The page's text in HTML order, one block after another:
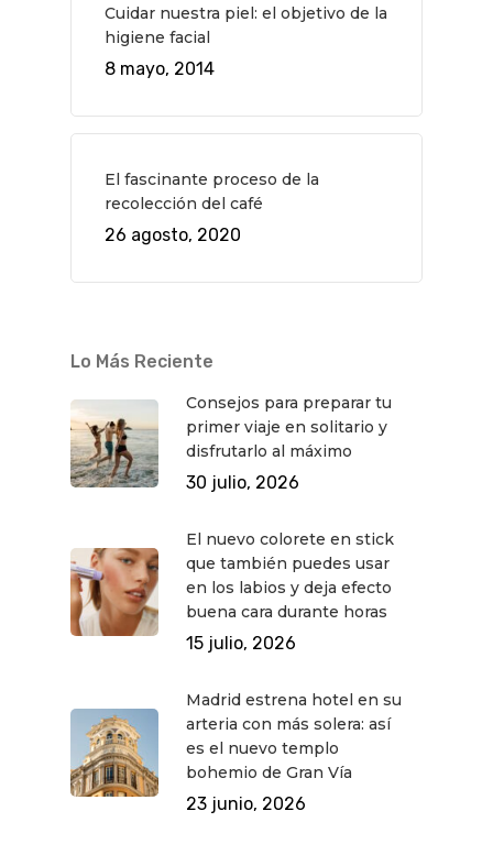
Cuidar nuestra piel: el objetivo de la
higiene facial
8 mayo, 2014
El fascinante proceso de la
recolección del café
26 agosto, 2020
Lo Más Reciente
Consejos para preparar tu
primer viaje en solitario y
disfrutarlo al máximo
30 julio, 2026
El nuevo colorete en stick
que también puedes usar
en los labios y deja efecto
buena cara durante horas
15 julio, 2026
Madrid estrena hotel en su
arteria con más solera: así
es el nuevo templo
bohemio de Gran Vía
23 junio, 2026